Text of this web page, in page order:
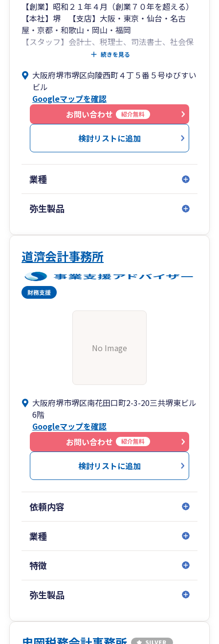
【創業】昭和２１年４月（創業７０年を超える）
【本社】堺 【支店】大阪・東京・仙台・名古
屋・京都・和歌山・岡山・福岡
【スタッフ】会計士、税理士、司法書士、社会保
険労務士、中小企業診断士、弥生認定インストラ
続きを見る
大阪府堺市堺区向陵西町４丁５番５号ゆびすい
ビル
Googleマップを確認
お問い合わせ
紹介無料
検討リストに追加
業種
弥生製品
道濟会計事務所
No Image
大阪府堺市堺区南花田口町2-3-20三共堺東ビル
6階
Googleマップを確認
お問い合わせ
紹介無料
検討リストに追加
依頼内容
業種
特徴
弥生製品